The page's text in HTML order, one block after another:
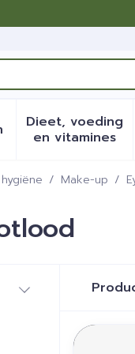
voor
Dieet, voeding
en vitamines
Toon
/ Make-up /